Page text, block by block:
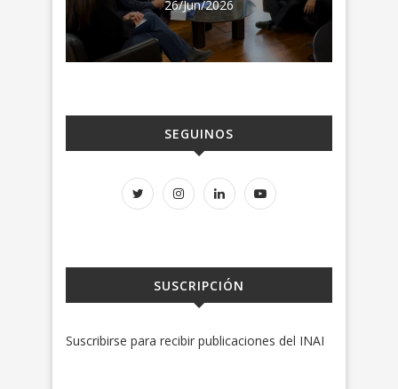
26/Jun/2026
SEGUINOS
SUSCRIPCIÓN
Suscribirse para recibir publicaciones del INAI